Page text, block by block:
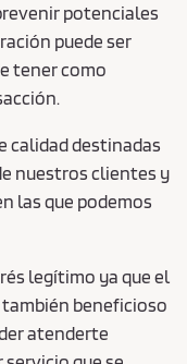
potenciales
puede ser
tener como
calidad destinadas
nuestros clientes y
las que podemos
legítimo ya que el
beneficioso
atenderte